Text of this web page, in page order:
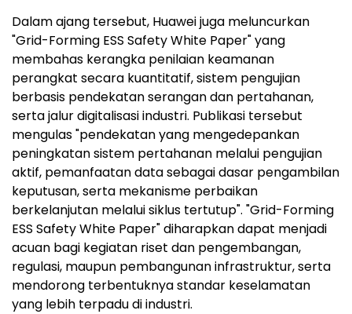
Dalam ajang tersebut, Huawei juga meluncurkan
"Grid-Forming ESS Safety White Paper" yang
membahas kerangka penilaian keamanan
perangkat secara kuantitatif, sistem pengujian
berbasis pendekatan serangan dan pertahanan,
serta jalur digitalisasi industri. Publikasi tersebut
mengulas "pendekatan yang mengedepankan
peningkatan sistem pertahanan melalui pengujian
aktif, pemanfaatan data sebagai dasar pengambilan
keputusan, serta mekanisme perbaikan
berkelanjutan melalui siklus tertutup". "Grid-Forming
ESS Safety White Paper" diharapkan dapat menjadi
acuan bagi kegiatan riset dan pengembangan,
regulasi, maupun pembangunan infrastruktur, serta
mendorong terbentuknya standar keselamatan
yang lebih terpadu di industri.